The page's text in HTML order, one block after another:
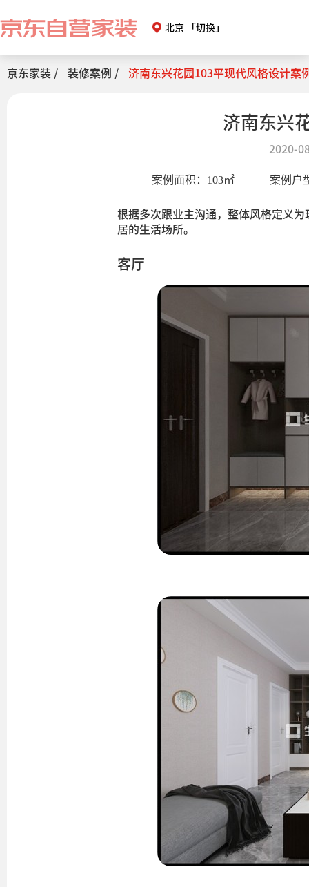
北京 「切换」
京东家装 / 装修案例 / 济南东兴花园103平现代风格设计案
济南东兴
2020-
案例面积： 103㎡ 案例户
根据多次跟业主沟通，整体风格定义
居的生活场所。
客厅